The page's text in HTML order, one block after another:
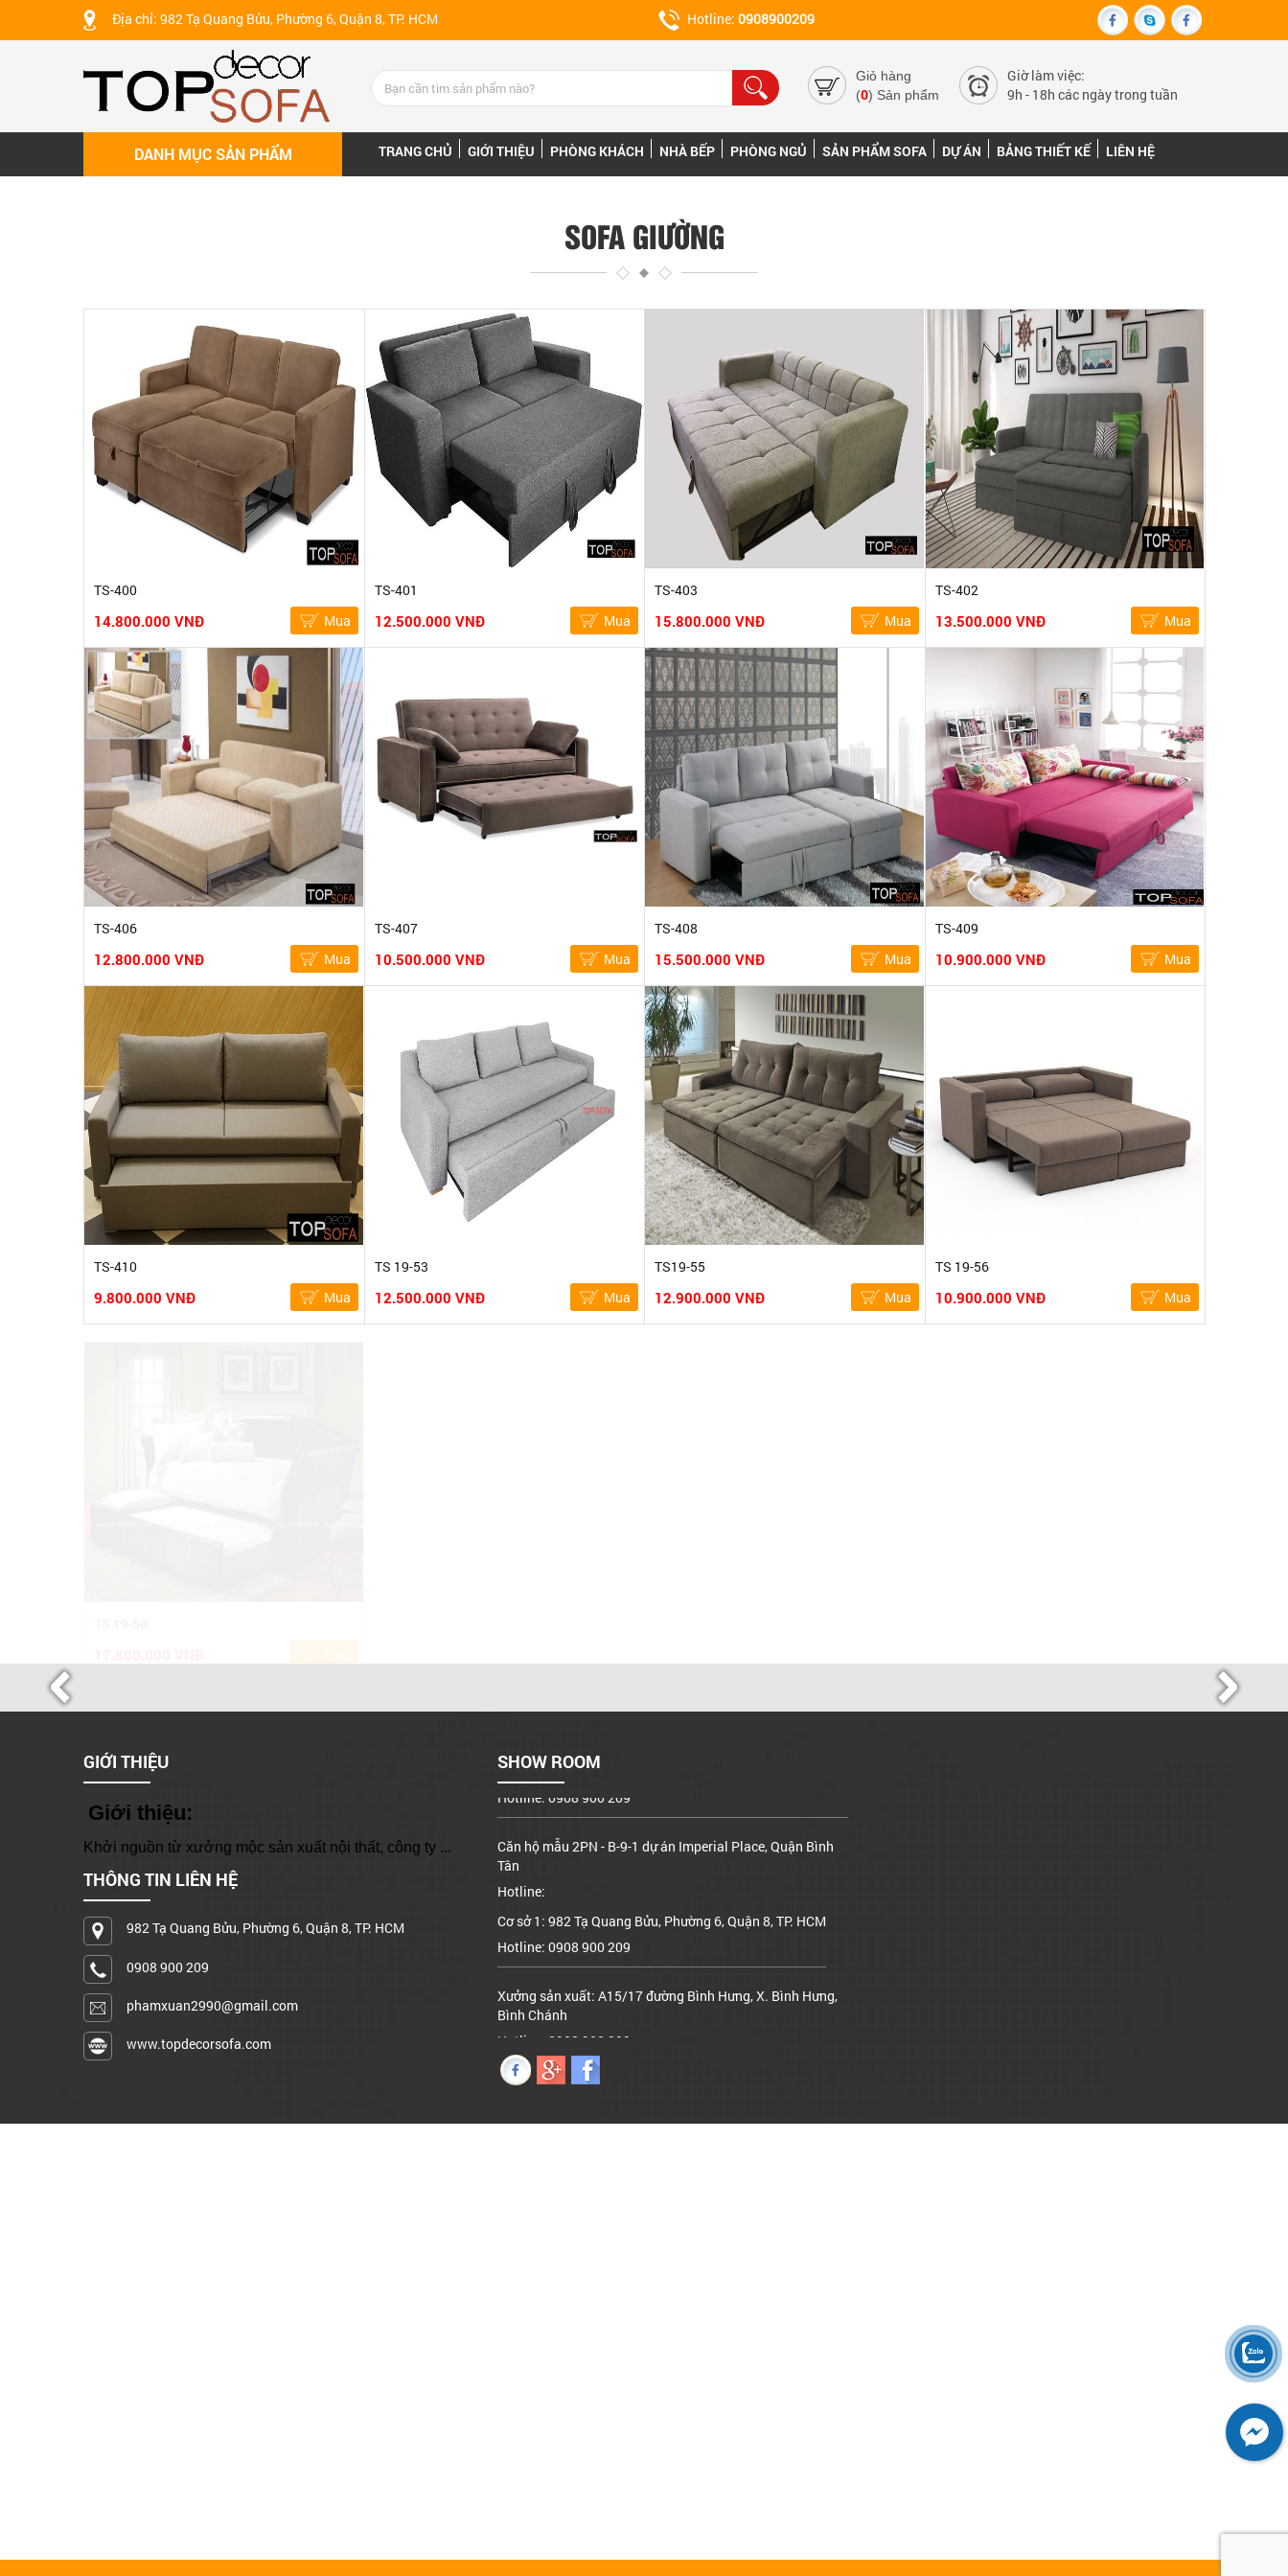
Địa chỉ: 982 Tạ Quang Bửu, Phường 6, Quận 8, TP. HCM Hotline: 0908900209
Giỏ hàng
(0) Sản phẩm
Giờ làm việc:
9h - 18h các ngày trong tuần
DANH MỤC SẢN PHẨM TRANG CHỦ GIỚI THIỆU PHÒNG KHÁCH NHÀ BẾP PHÒNG NGỦ SẢN PHẨM SOFA DỰ ÁN BẢNG THIẾT KẾ LIÊN HỆ
SOFA GIƯỜNG
TS-400
14.800.000 VNĐ Mua
TS-401
12.500.000 VNĐ Mua
TS-403
15.800.000 VNĐ Mua
TS-402
13.500.000 VNĐ Mua
TS-406
12.800.000 VNĐ Mua
TS-407
10.500.000 VNĐ Mua
TS-408
15.500.000 VNĐ Mua
TS-409
10.900.000 VNĐ Mua
TS-410
9.800.000 VNĐ Mua
TS 19-53
12.500.000 VNĐ Mua
TS19-55
12.900.000 VNĐ Mua
TS 19-56
10.900.000 VNĐ Mua
GIỚI THIỆU
Giới thiệu:
Khởi nguồn từ xưởng mộc sản xuất nội thất, công ty ...
THÔNG TIN LIÊN HỆ
982 Tạ Quang Bửu, Phường 6, Quận 8, TP. HCM
0908 900 209
phamxuan2990@gmail.com
www.topdecorsofa.com
SHOW ROOM
Cơ sở 1: 982 Tạ Quang Bửu, Phường 6, Quận 8, TP. HCM
Bình Chánh
Hotline: 0908 900 209
Căn hộ mẫu 2PN - B-9-1 dự án Imperial Place, Quận Bình
Tân
Hotline:
Cơ sở 1: 982 Tạ Quang Bửu, Phường 6, Quận 8, TP. HCM
Hotline: 0908 900 209
Xưởng sản xuất: A15/17 đường Bình Hưng, X. Bình Hưng,
Bình Chánh
Hotline: 0908 900 209
Căn hộ mẫu 2PN - B-9-1 dự án Imperial Place, Quận Bình
Hotline: